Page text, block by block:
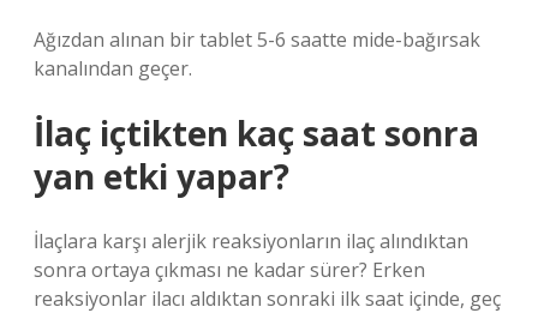
Ağızdan alınan bir tablet 5-6 saatte mide-bağırsak
kanalından geçer.
İlaç içtikten kaç saat sonra
yan etki yapar?
İlaçlara karşı alerjik reaksiyonların ilaç alındıktan
sonra ortaya çıkması ne kadar sürer? Erken
reaksiyonlar ilacı aldıktan sonraki ilk saat içinde, geç